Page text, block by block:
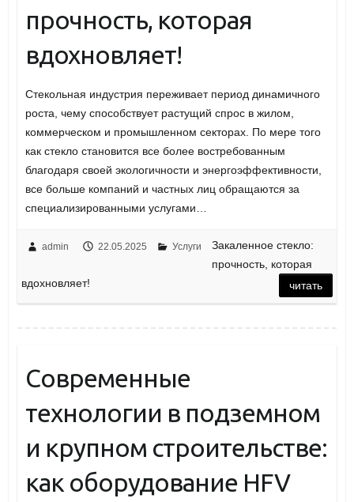
прочность, которая
вдохновляет!
Стекольная индустрия переживает период динамичного
роста, чему способствует растущий спрос в жилом,
коммерческом и промышленном секторах. По мере того
как стекло становится все более востребованным
благодаря своей экологичности и энергоэффективности,
все больше компаний и частных лиц обращаются за
специализированными услугами…
admin 22.05.2025 Услуги
Закаленное стекло:
прочность, которая
вдохновляет!
читать
Современные
технологии в подземном
и крупном строительстве:
как оборудование HFV